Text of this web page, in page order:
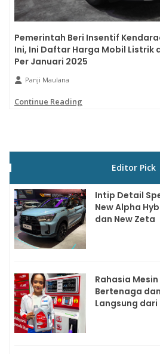
Pemerintah Beri Insentif
Ini, Ini Daftar Harga Mobil Listrik
Per Januari 2025
Panji Maulana
Continue Reading
Editor Pick
Intip Detail
New Alpha
dan New Zeta
Rahasia
Bertenaga
Langsung dari